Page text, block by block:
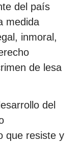
del país
medida
inmoral,
de lesa
del
que resiste y